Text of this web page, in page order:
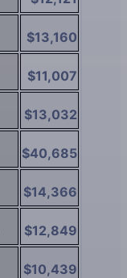
$13,160
$11,007
$13,032
$40,685
$14,366
$12,849
$10,439